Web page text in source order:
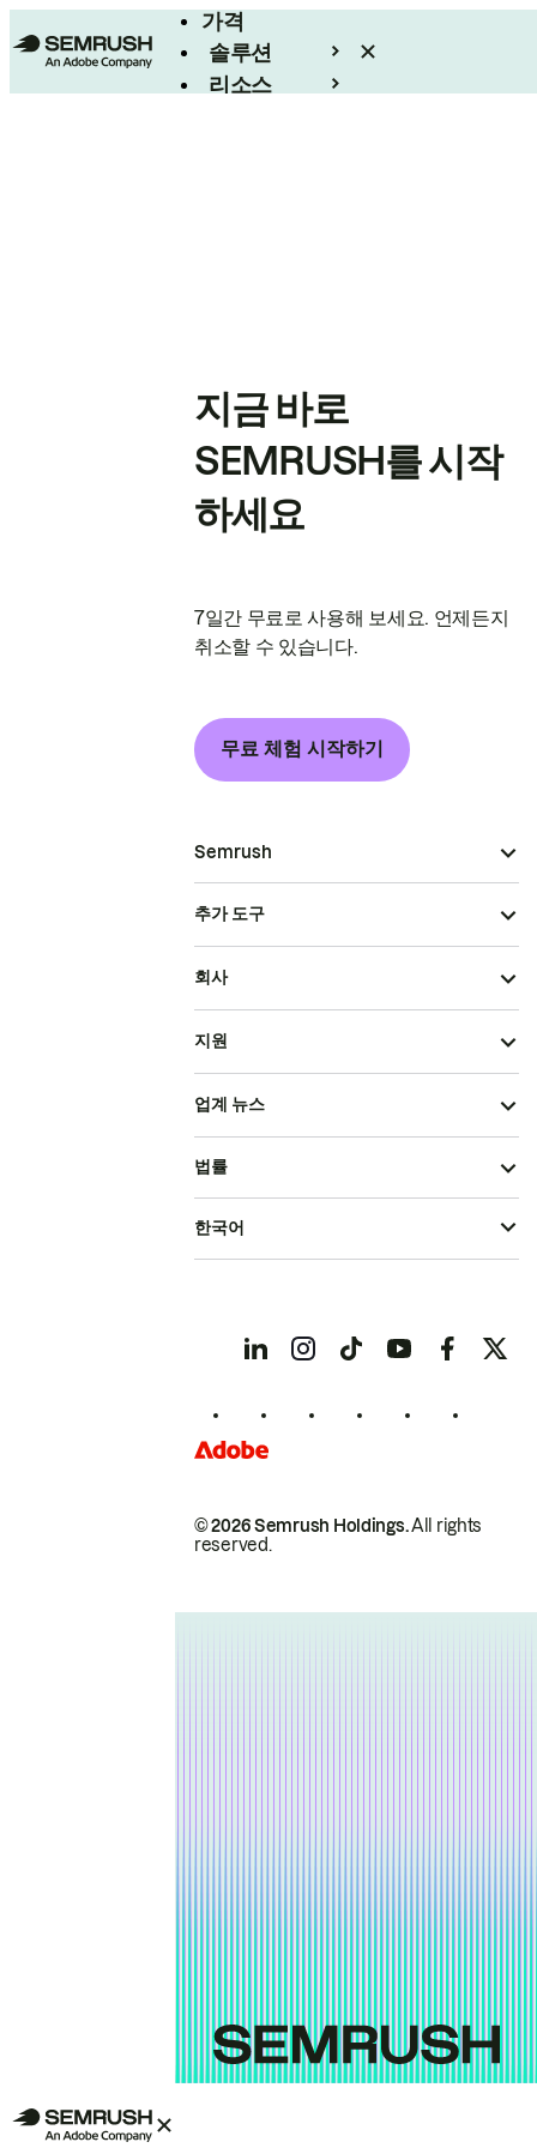
가격
솔루션
리소스
지금 바로
SEMRUSH를 시작
하세요
7일간 무료로 사용해 보세요. 언제든지
취소할 수 있습니다.
무료 체험 시작하기
Semrush
추가 도구
회사
지원
업계 뉴스
© 2026 Semrush Holdings.All rights
reserved.
법률
한국어